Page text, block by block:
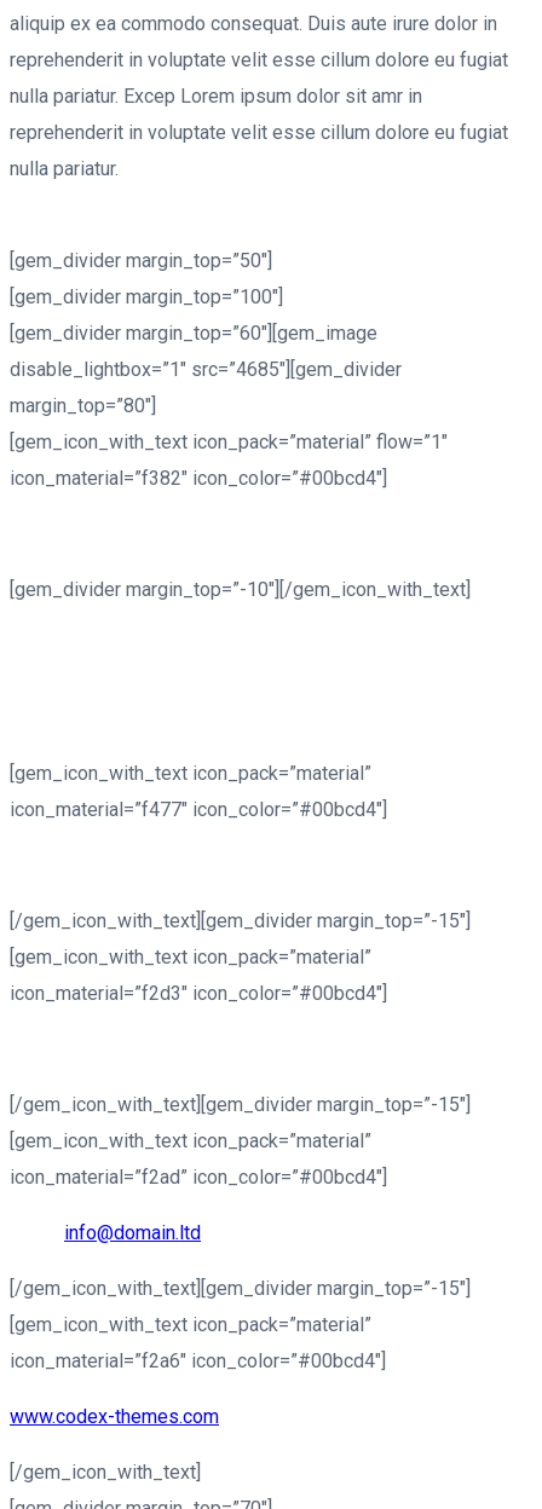
aliquip ex ea commodo consequat. Duis aute irure dolor in
reprehenderit in voluptate velit esse cillum dolore eu fugiat
nulla pariatur. Excep Lorem ipsum dolor sit amr in
reprehenderit in voluptate velit esse cillum dolore eu fugiat
nulla pariatur.
[gem_divider margin_top=”50″]
[gem_divider margin_top=”100″]
[gem_divider margin_top=”60″][gem_image
disable_lightbox=”1″ src=”4685″][gem_divider
margin_top=”80″]
[gem_icon_with_text icon_pack=”material” flow=”1″
icon_material=”f382″ icon_color=”#00bcd4″]
[gem_divider margin_top=”-10″][/gem_icon_with_text]
[gem_icon_with_text icon_pack=”material”
icon_material=”f477″ icon_color=”#00bcd4″]
[/gem_icon_with_text][gem_divider margin_top=”-15″]
[gem_icon_with_text icon_pack=”material”
icon_material=”f2d3″ icon_color=”#00bcd4″]
[/gem_icon_with_text][gem_divider margin_top=”-15″]
[gem_icon_with_text icon_pack=”material”
icon_material=”f2ad” icon_color=”#00bcd4″]
info@domain.ltd
[/gem_icon_with_text][gem_divider margin_top=”-15″]
[gem_icon_with_text icon_pack=”material”
icon_material=”f2a6″ icon_color=”#00bcd4″]
www.codex-themes.com
[/gem_icon_with_text]